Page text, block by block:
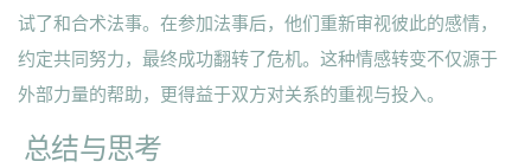
试了和合术法事。在参加法事后，他们重新审视彼此的感情，
约定共同努力，最终成功翻转了危机。这种情感转变不仅源于
外部力量的帮助，更得益于双方对关系的重视与投入。
总结与思考